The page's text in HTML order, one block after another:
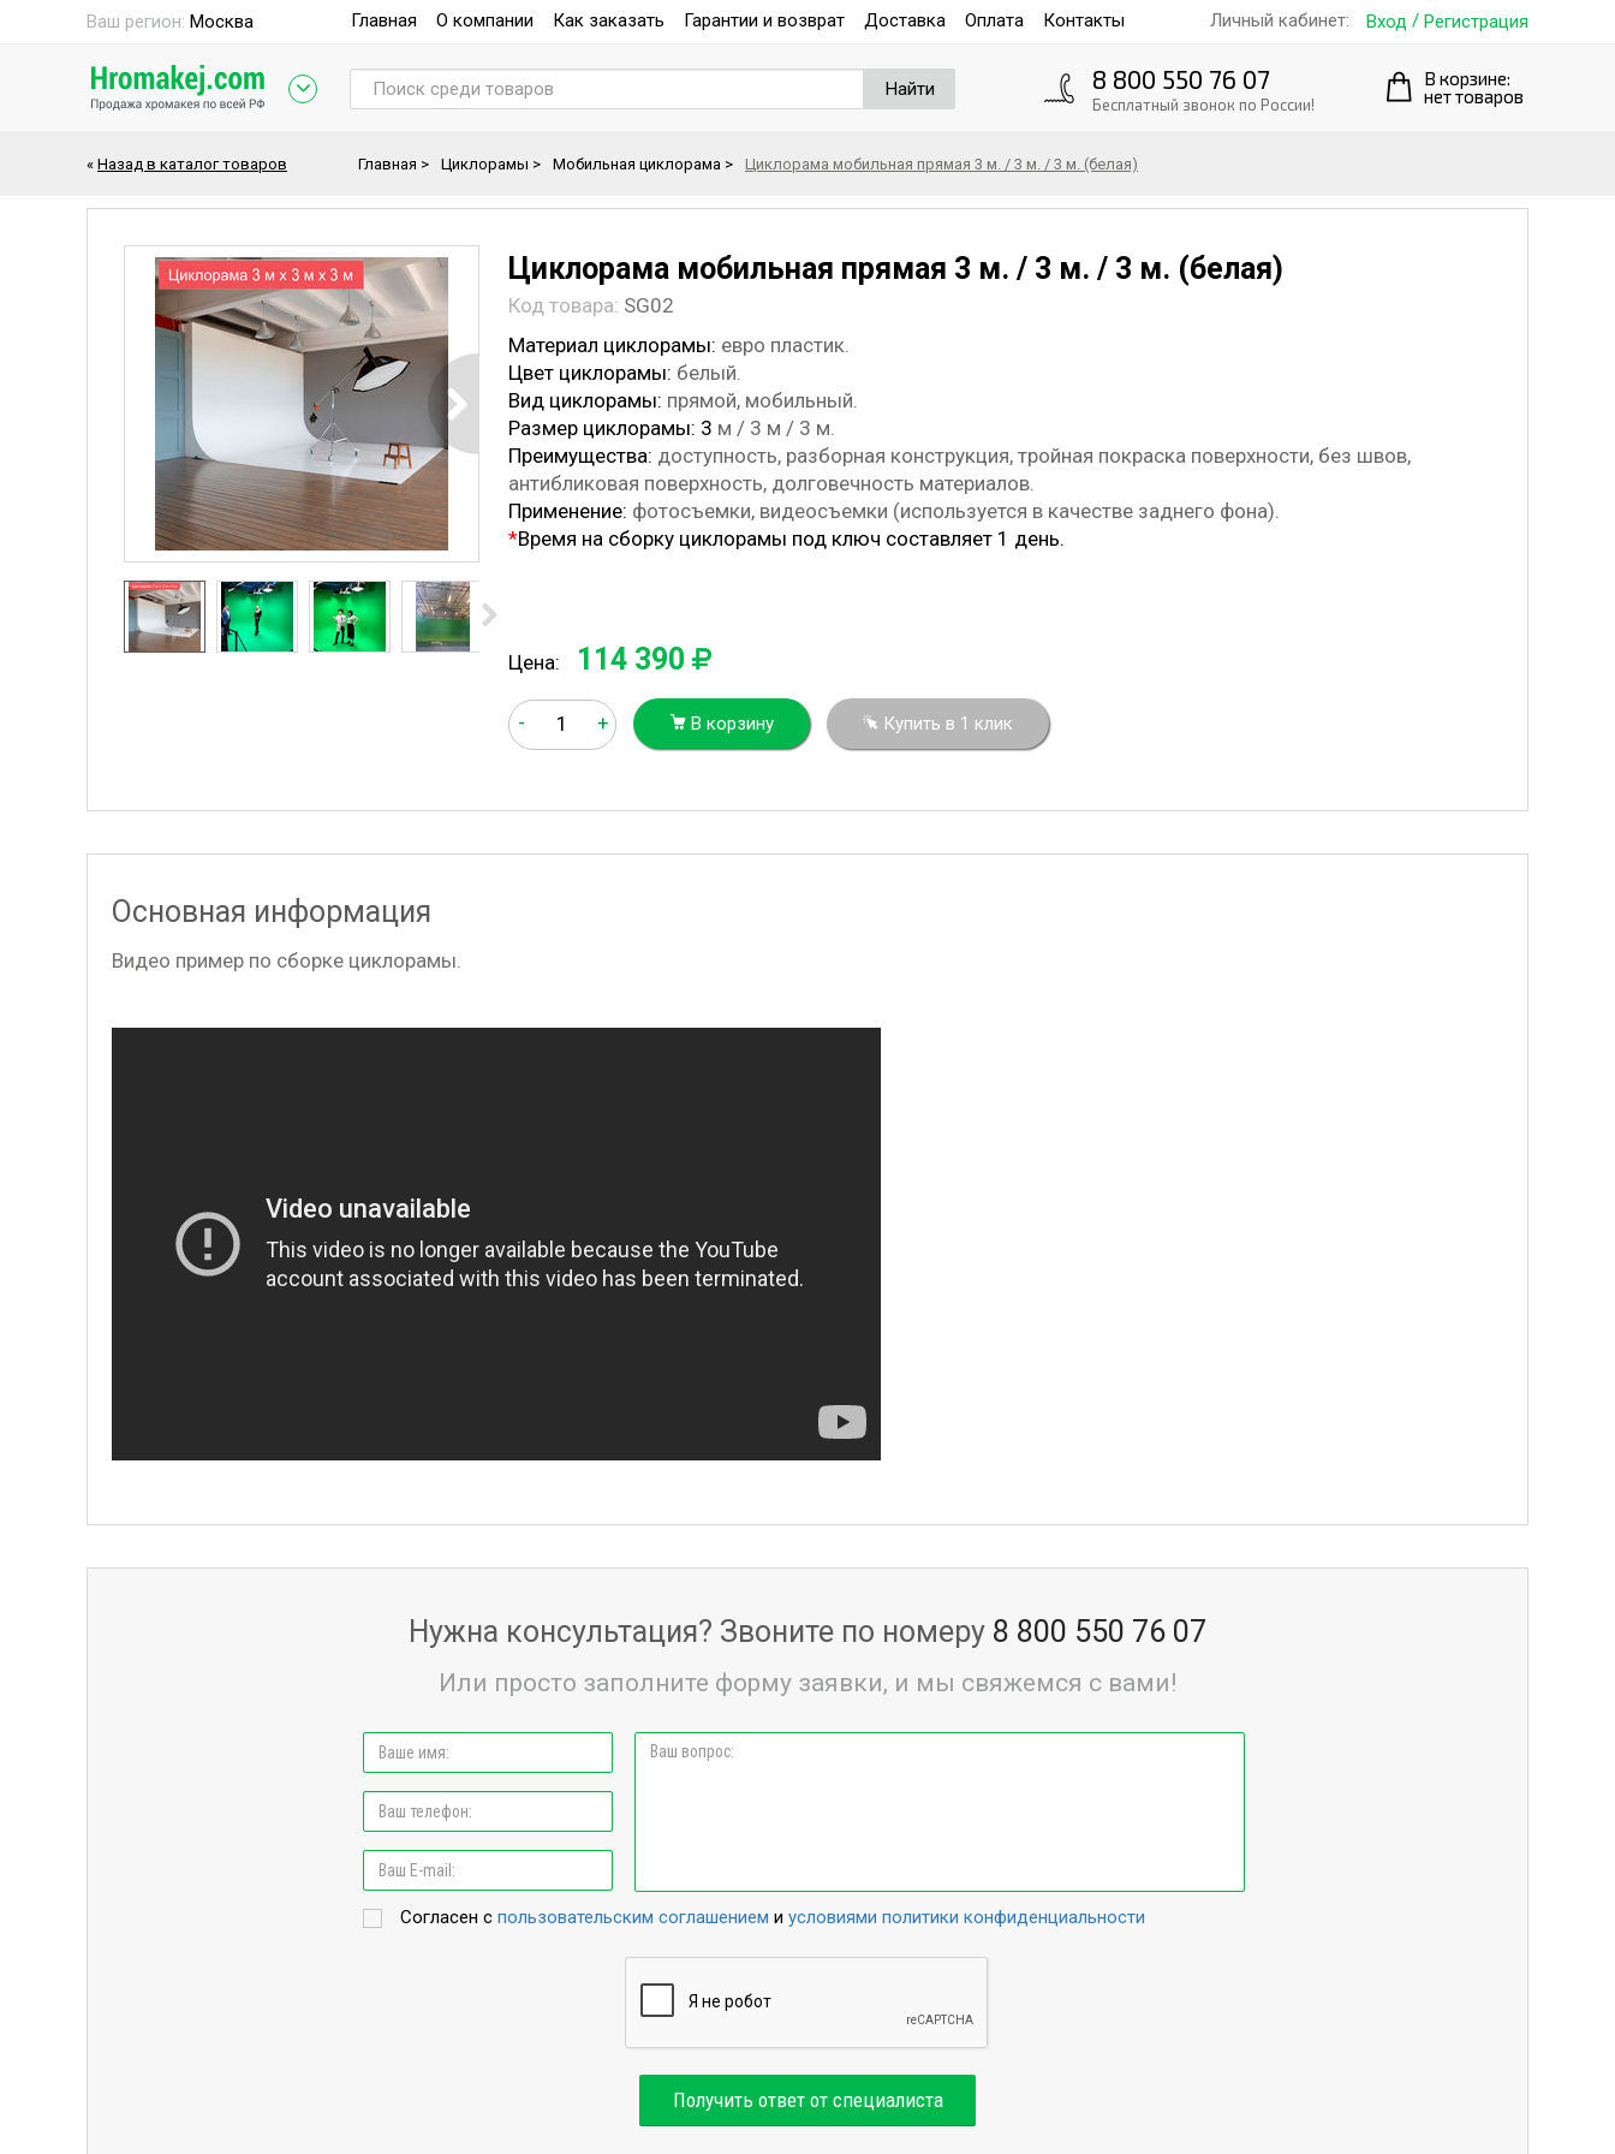
Ваш регион: Москва Главная О компании Как заказать Гарантии и возврат Доставка Оплата Контакты Личный кабинет: Вход / Регистрация
Найти 8 800 550 76 07
Бесплатный звонок по России!
В корзине:
нет товаров
« Назад в каталог товаров Главная > Циклорамы > Мобильная циклорама > Циклорама мобильная прямая 3 м. / 3 м. / 3 м. (белая)
Циклорама мобильная прямая 3 м. / 3 м. / 3 м. (белая)
Код товара: SG02
Материал циклорамы: евро пластик.
Цвет циклорамы: белый.
Вид циклорамы: прямой, мобильный.
Размер циклорамы: 3 м / 3 м / 3 м.
Преимущества: доступность, разборная конструкция, тройная покраска поверхности, без швов,
антибликовая поверхность, долговечность материалов.
Применение: фотосъемки, видеосъемки (используется в качестве заднего фона).
*Время на сборку циклорамы под ключ составляет 1 день.
Цена: 114 390
- + В корзину Купить в 1 клик
Основная информация
Видео пример по сборке циклорамы.
Нужна консультация? Звоните по номеру 8 800 550 76 07
Или просто заполните форму заявки, и мы свяжемся с вами!
Согласен с пользовательским соглашением и условиями политики конфиденциальности
Получить ответ от специалиста